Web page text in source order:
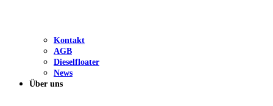
Kontakt
AGB
Dieselfloater
News
Über uns